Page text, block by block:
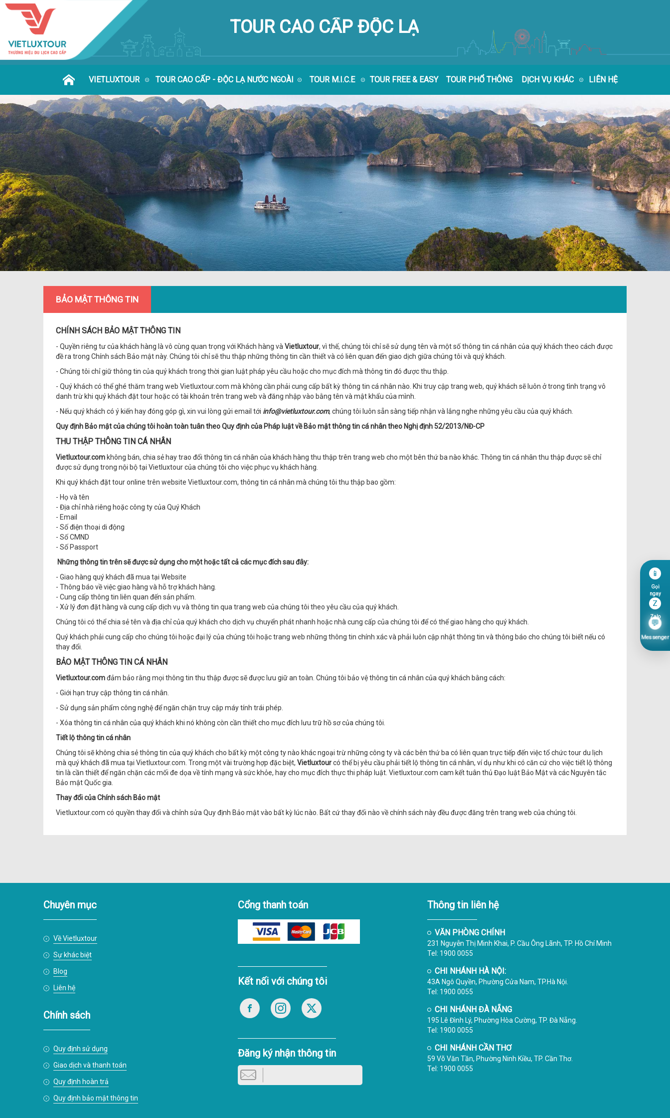
TOUR CAO CẤP ĐỘC LẠ
VIETLUXTOUR TOUR CAO CẤP - ĐỘC LẠ NƯỚC NGOÀI TOUR M.I.C.E TOUR FREE & EASY TOUR PHỔ THÔNG DỊCH VỤ KHÁC LIÊN HỆ
BẢO MẬT THÔNG TIN
CHÍNH SÁCH BẢO MẬT THÔNG TIN
- Quyền riêng tư của khách hàng là vô cùng quan trọng với Khách hàng và Vietluxtour, vì thế, chúng tôi chỉ sẽ sử dụng tên và một số thông tin cá nhân của quý khách theo cách được
đề ra trong Chính sách Bảo mật này. Chúng tôi chỉ sẽ thu thập những thông tin cần thiết và có liên quan đến giao dịch giữa chúng tôi và quý khách.
- Chúng tôi chỉ giữ thông tin của quý khách trong thời gian luật pháp yêu cầu hoặc cho mục đích mà thông tin đó được thu thập.
- Quý khách có thể ghé thăm trang web Vietluxtour.com mà không cần phải cung cấp bất kỳ thông tin cá nhân nào. Khi truy cập trang web, quý khách sẽ luôn ở trong tình trạng vô
danh trừ khi quý khách đặt tour hoặc có tài khoản trên trang web và đăng nhập vào bằng tên và mật khẩu của mình.
- Nếu quý khách có ý kiến hay đóng góp gì, xin vui lòng gửi email tới info@vietluxtour.com, chúng tôi luôn sẵn sàng tiếp nhận và lắng nghe những yêu cầu của quý khách.
Quy định Bảo mật của chúng tôi hoàn toàn tuân theo Quy định của Pháp luật về Bảo mật thông tin cá nhân theo Nghị định 52/2013/NĐ-CP
THU THẬP THÔNG TIN CÁ NHÂN
Vietluxtour.com không bán, chia sẻ hay trao đổi thông tin cá nhân của khách hàng thu thập trên trang web cho một bên thứ ba nào khác. Thông tin cá nhân thu thập được sẽ chỉ
được sử dụng trong nội bộ tại Vietluxtour của chúng tôi cho việc phục vụ khách hàng.
Khi quý khách đặt tour online trên website Vietluxtour.com, thông tin cá nhân mà chúng tôi thu thập bao gồm:
- Họ và tên
- Địa chỉ nhà riêng hoặc công ty của Quý Khách
- Email
- Số điện thoại di động
- Số CMND
- Số Passport
Những thông tin trên sẽ được sử dụng cho một hoặc tất cả các mục đích sau đây:
- Giao hàng quý khách đã mua tại Website
- Thông báo về việc giao hàng và hỗ trợ khách hàng.
- Cung cấp thông tin liên quan đến sản phẩm.
- Xử lý đơn đặt hàng và cung cấp dịch vụ và thông tin qua trang web của chúng tôi theo yêu cầu của quý khách.
Chúng tôi có thể chia sẻ tên và địa chỉ của quý khách cho dịch vụ chuyển phát nhanh hoặc nhà cung cấp của chúng tôi để có thể giao hàng cho quý khách.
Quý khách phải cung cấp cho chúng tôi hoặc đại lý của chúng tôi hoặc trang web những thông tin chính xác và phải luôn cập nhật thông tin và thông báo cho chúng tôi biết nếu có
thay đổi.
BẢO MẬT THÔNG TIN CÁ NHÂN
Vietluxtour.comđảm bảo rằng mọi thông tin thu thập được sẽ được lưu giữ an toàn. Chúng tôi bảo vệ thông tin cá nhân của quý khách bằng cách:
- Giới hạn truy cập thông tin cá nhân.
- Sử dụng sản phẩm công nghệ để ngăn chặn truy cập máy tính trái phép.
- Xóa thông tin cá nhân của quý khách khi nó không còn cần thiết cho mục đích lưu trữ hồ sơ của chúng tôi.
Tiết lộ thông tin cá nhân
Chúng tôi sẽ không chia sẻ thông tin của quý khách cho bất kỳ một công ty nào khác ngoại trừ những công ty và các bên thứ ba có liên quan trực tiếp đến việc tổ chức tour du lịch
mà quý khách đã mua tại Vietluxtour.com. Trong một vài trường hợp đặc biệt, Vietluxtourcó thể bị yêu cầu phải tiết lộ thông tin cá nhân, ví dụ như khi có căn cứ cho việc tiết lộ thông
tin là cần thiết để ngăn chặn các mối đe dọa về tính mạng và sức khỏe, hay cho mục đích thực thi pháp luật. Vietluxtour.com cam kết tuân thủ Đạo luật Bảo Mật và các Nguyên tắc
Bảo mật Quốc gia.
Thay đổi của Chính sách Bảo mật
Vietluxtour.com có quyền thay đổi và chỉnh sửa Quy định Bảo mật vào bất kỳ lúc nào. Bất cứ thay đổi nào về chính sách này đều được đăng trên trang web của chúng tôi.
Chuyên mục
Về Vietluxtour
Sự khác biệt
Blog
Liên hệ
Chính sách
Quy định sử dụng
Giao dịch và thanh toán
Quy định hoàn trả
Quy định bảo mật thông tin
Cổng thanh toán
Kết nối với chúng tôi
Đăng ký nhận thông tin
Thông tin liên hệ
VĂN PHÒNG CHÍNH
231 Nguyễn Thị Minh Khai, P. Cầu Ông Lãnh, TP. Hồ Chí Minh
Tel: 1900 0055
CHI NHÁNH HÀ NỘI:
43A Ngô Quyền, Phường Cửa Nam, TP.Hà Nội.
Tel: 1900 0055
CHI NHÁNH ĐÀ NẴNG
195 Lê Đình Lý, Phường Hòa Cường, TP. Đà Nẵng.
Tel: 1900 0055
CHI NHÁNH CẦN THƠ
59 Võ Văn Tần, Phường Ninh Kiều, TP. Cần Thơ.
Tel: 1900 0055
📱
Gọi
ngay
Z
Zalo
💬
Messenger